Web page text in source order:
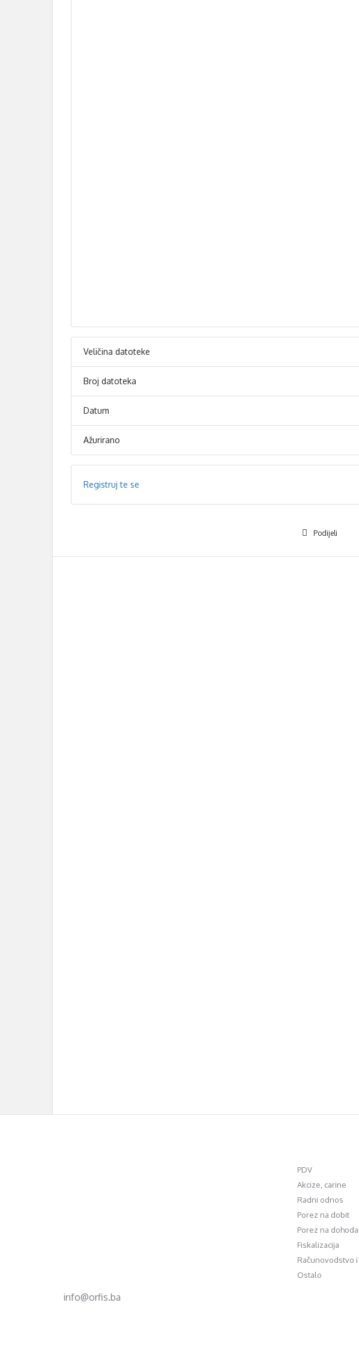
Veličina datoteke
Broj datoteka
Datum
Ažurirano
Registruj te se
Podijeli
info@orfis.ba
PDV
Akcize, carine
Radni odnos
Porez na dobit
Porez na
Fiskalizacija
Računovodstvo
Ostalo